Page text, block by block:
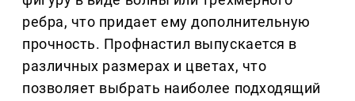
ребра, что придает ему дополнительную
прочность. Профнастил выпускается в
различных размерах и цветах, что
позволяет выбрать наиболее подходящий